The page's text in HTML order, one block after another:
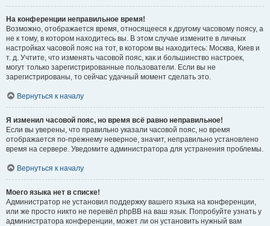
На конференции неправильное время!
Возможно, отображается время, относящееся к другому часовому поясу, а
не к тому, в котором находитесь вы. В этом случае измените в личных
настройках часовой пояс на тот, в котором вы находитесь: Москва, Киев и
т. д. Учтите, что изменять часовой пояс, как и большинство настроек,
могут только зарегистрированные пользователи. Если вы не
зарегистрированы, то сейчас удачный момент сделать это.
Вернуться к началу
Я изменил часовой пояс, но время всё равно неправильное!
Если вы уверены, что правильно указали часовой пояс, но время
отображается по-прежнему неверное, значит, неправильно установлено
время на сервере. Уведомите администратора для устранения проблемы.
Вернуться к началу
Моего языка нет в списке!
Администратор не установил поддержку вашего языка на конференции,
или же просто никто не перевёл phpBB на ваш язык. Попробуйте узнать у
администратора конференции, может ли он установить нужный вам